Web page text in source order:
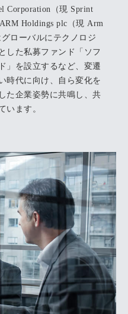
Corporation（現 Sprint
Holdings plc（現 Arm
ローバルにテクノロジ
した私募ファンド「ソフ
」を設立するなど、変遷
時代に向け、自ら変化を
た企業姿勢に共鳴し、共
います。